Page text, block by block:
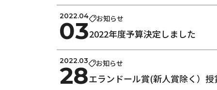
2022.04
03 お知らせ
2022年度予算決定しました
2022.03
28 お知らせ
エランドール賞(新人賞除く）授